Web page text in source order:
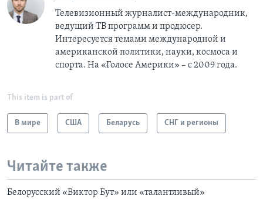
Телевизионный журналист-международник,
ведущий ТВ программ и продюсер.
Интересуется темами международной и
американской политики, науки, космоса и
спорта. На «Голосе Америки» – с 2009 года.
This item is part of
В мире США Беларусь СНГ и регионы
Читайте также
Белорусский «Виктор Бут» или «талантливый»